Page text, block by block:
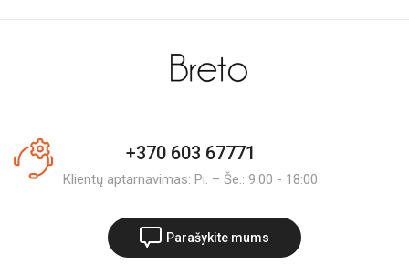
+370 603 67771
Klientų aptarnavimas: Pi. – Še.: 9:00 - 18:00
Parašykite mums